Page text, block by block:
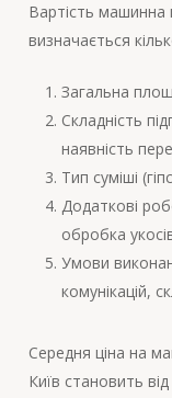
Вартість машинна
визначається
Загальна
Складність
наявність
Тип суміші
Додаткові
обробка
Умови
комунікацій,
Середня ціна на
Київ становить